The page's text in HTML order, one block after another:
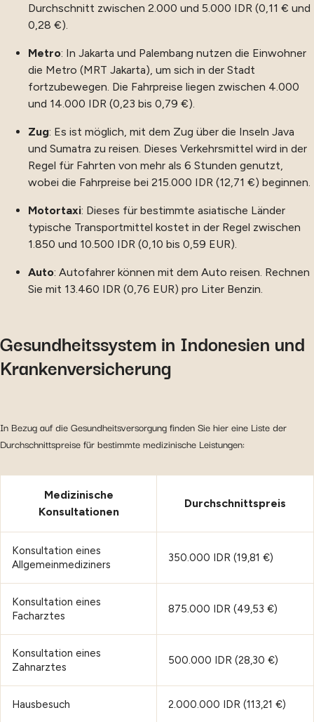
Durchschnitt zwischen 2.000 und 5.000 IDR (0,11 € und
0,28 €).
Metro: In Jakarta und Palembang nutzen die Einwohner
die Metro (MRT Jakarta), um sich in der Stadt
fortzubewegen. Die Fahrpreise liegen zwischen 4.000
und 14.000 IDR (0,23 bis 0,79 €).
Zug: Es ist möglich, mit dem Zug über die Inseln Java
und Sumatra zu reisen. Dieses Verkehrsmittel wird in der
Regel für Fahrten von mehr als 6 Stunden genutzt,
wobei die Fahrpreise bei 215.000 IDR (12,71 €) beginnen.
Motortaxi: Dieses für bestimmte asiatische Länder
typische Transportmittel kostet in der Regel zwischen
1.850 und 10.500 IDR (0,10 bis 0,59 EUR).
Auto: Autofahrer können mit dem Auto reisen. Rechnen
Sie mit 13.460 IDR (0,76 EUR) pro Liter Benzin.
Gesundheitssystem in Indonesien und
Krankenversicherung
In Bezug auf die Gesundheitsversorgung finden Sie hier eine Liste der
Durchschnittspreise für bestimmte medizinische Leistungen:
Medizinische
Konsultationen
Durchschnittspreis
Konsultation eines
Allgemeinmediziners
350.000 IDR (19,81 €)
Konsultation eines
Facharztes
875.000 IDR (49,53 €)
Konsultation eines
Zahnarztes
500.000 IDR (28,30 €)
Hausbesuch 2.000.000 IDR (113,21 €)